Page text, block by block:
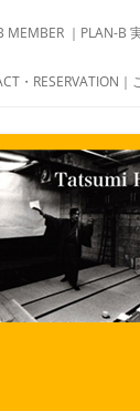
MEMBER ｜PLAN-
・RESERVATION